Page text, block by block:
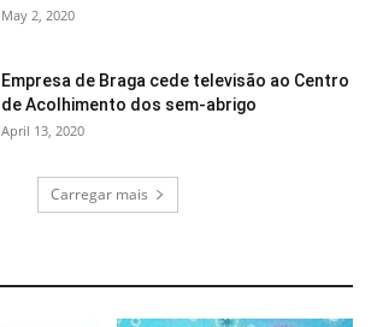
May 2, 2020
Empresa de Braga cede televisão ao Centro
de Acolhimento dos sem-abrigo
April 13, 2020
Carregar mais